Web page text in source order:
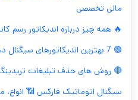
مالی تخصصی
🔥 همه چیز درباره اندیکاتور رسم
🟢 7 بهترین اندیکاتورهای سیگنال دهی در تریدینگ ویو 🟢
🔴 روش های حذف تبلیغات
سیگنال اتوماتیک فارکس 📶 انواع،